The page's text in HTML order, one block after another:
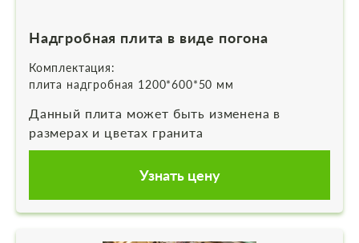
Надгробная плита в виде погона
Комплектация:
плита надгробная 1200*600*50 мм
Данный плита может быть изменена в
размерах и цветах гранита
Узнать цену